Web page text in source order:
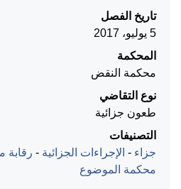
تاريخ الفصل
5 يوليو، 2017
المحكمة
محكمة النقض
نوع التقاضي
طعون جزائية
التصنيفات
جزاء - الإجراءات الجزائية - رقابة
محكمة الموضوع